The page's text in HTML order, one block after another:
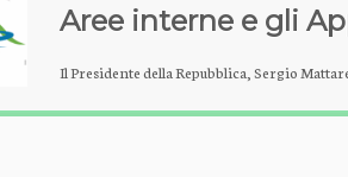
Aree interne e gli
Il Presidente della Repubblica, Sergio